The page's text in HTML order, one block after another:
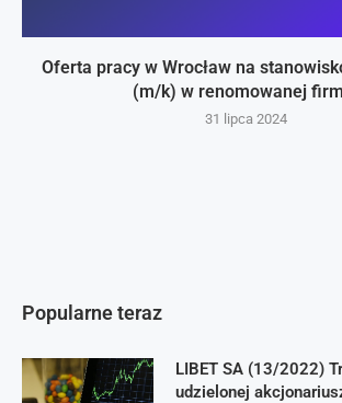
Oferta pracy w Wrocław na
(m/k) w renomowanej
31 lipca 2024
Popularne teraz
LIBET SA (13/2022)
udzielonej